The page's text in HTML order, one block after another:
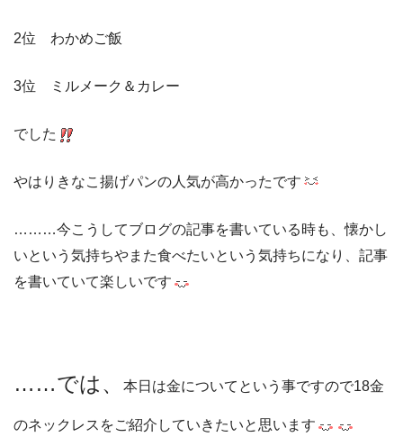
2位 わかめご飯
3位 ミルメーク＆カレー
でした
やはりきなこ揚げパンの人気が高かったです
………今こうしてブログの記事を書いている時も、懐かし
いという気持ちやまた食べたいという気持ちになり、記事
を書いていて楽しいです
……では、 本日は金についてという事ですので18金
のネックレスをご紹介していきたいと思います